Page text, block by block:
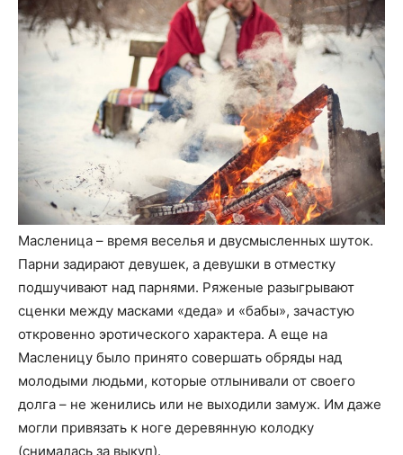
Масленица – время веселья и двусмысленных шуток.
Парни задирают девушек, а девушки в отместку
подшучивают над парнями. Ряженые разыгрывают
сценки между масками «деда» и «бабы», зачастую
откровенно эротического характера. А еще на
Масленицу было принято совершать обряды над
молодыми людьми, которые отлынивали от своего
долга – не женились или не выходили замуж. Им даже
могли привязать к ноге деревянную колодку
(снималась за выкуп).